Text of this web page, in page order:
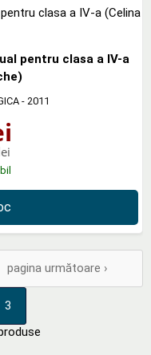
pentru clasa a IV-a
- 2011
3
pagina următoare ›